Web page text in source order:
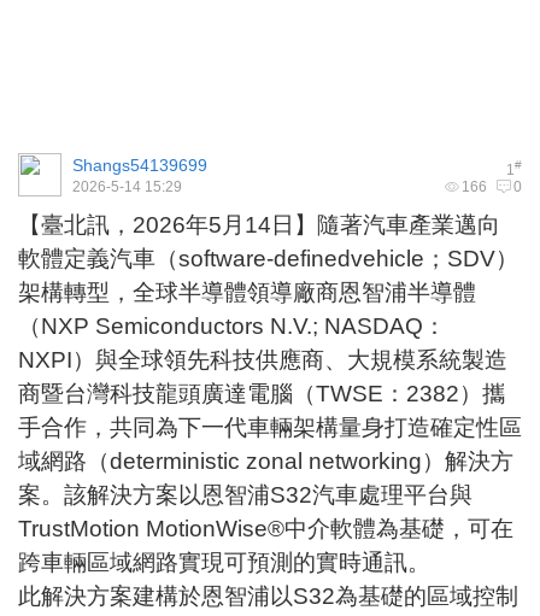
1#
Shangs54139699
166 0
2026-5-14 15:29
【臺北訊，2026年5月14日】隨著汽車產業邁向
軟體定義汽車（software-definedvehicle；SDV）
架構轉型，全球半導體領導廠商恩智浦半導體
（NXP Semiconductors N.V.; NASDAQ：
NXPI）與全球領先科技供應商、大規模系統製造
商暨台灣科技龍頭廣達電腦（TWSE：2382）攜
手合作，共同為下一代車輛架構量身打造確定性區
域網路（deterministic zonal networking）解決方
案。該解決方案以恩智浦S32汽車處理平台與
TrustMotion MotionWise®中介軟體為基礎，可在
跨車輛區域網路實現可預測的實時通訊。
此解決方案建構於恩智浦以S32為基礎的區域控制